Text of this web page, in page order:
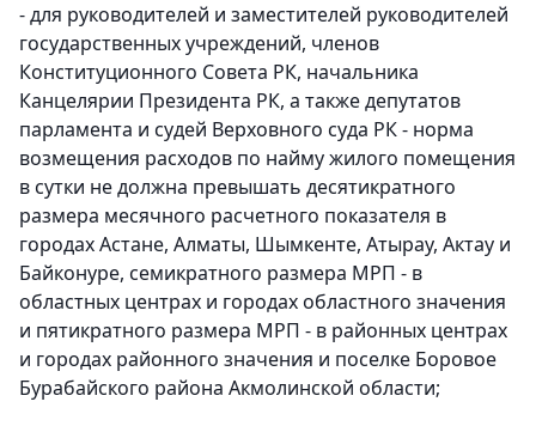
- для руководителей и заместителей руководителей
государственных учреждений, членов
Конституционного Совета РК, начальника
Канцелярии Президента РК, а также депутатов
парламента и судей Верховного суда РК - норма
возмещения расходов по найму жилого помещения
в сутки не должна превышать десятикратного
размера месячного расчетного показателя в
городах Астане, Алматы, Шымкенте, Атырау, Актау и
Байконуре, семикратного размера МРП - в
областных центрах и городах областного значения
и пятикратного размера МРП - в районных центрах
и городах районного значения и поселке Боровое
Бурабайского района Акмолинской области;